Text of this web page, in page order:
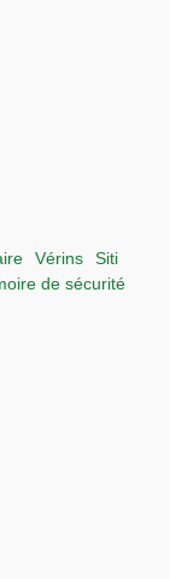
vérins
Siti
de sécurité